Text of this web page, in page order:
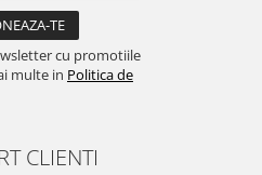
cu promotiile
multe in Politica de
CLIENTI